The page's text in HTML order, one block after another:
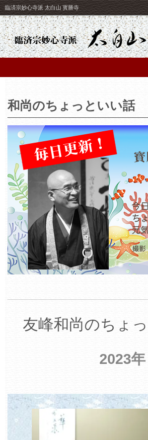
臨済宗妙心寺派 太白山 寳勝寺
和尚のちょっといい話
友峰和尚のちょ
2023